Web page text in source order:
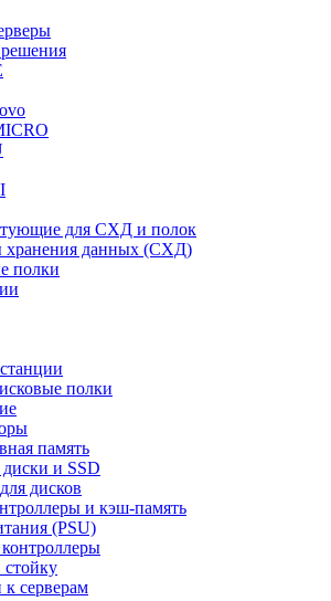
для СХД и полок
хранения данных (СХД)
полки
полки
память
и SSD
дисков
и кэш-память
(PSU)
стойку
к серверам